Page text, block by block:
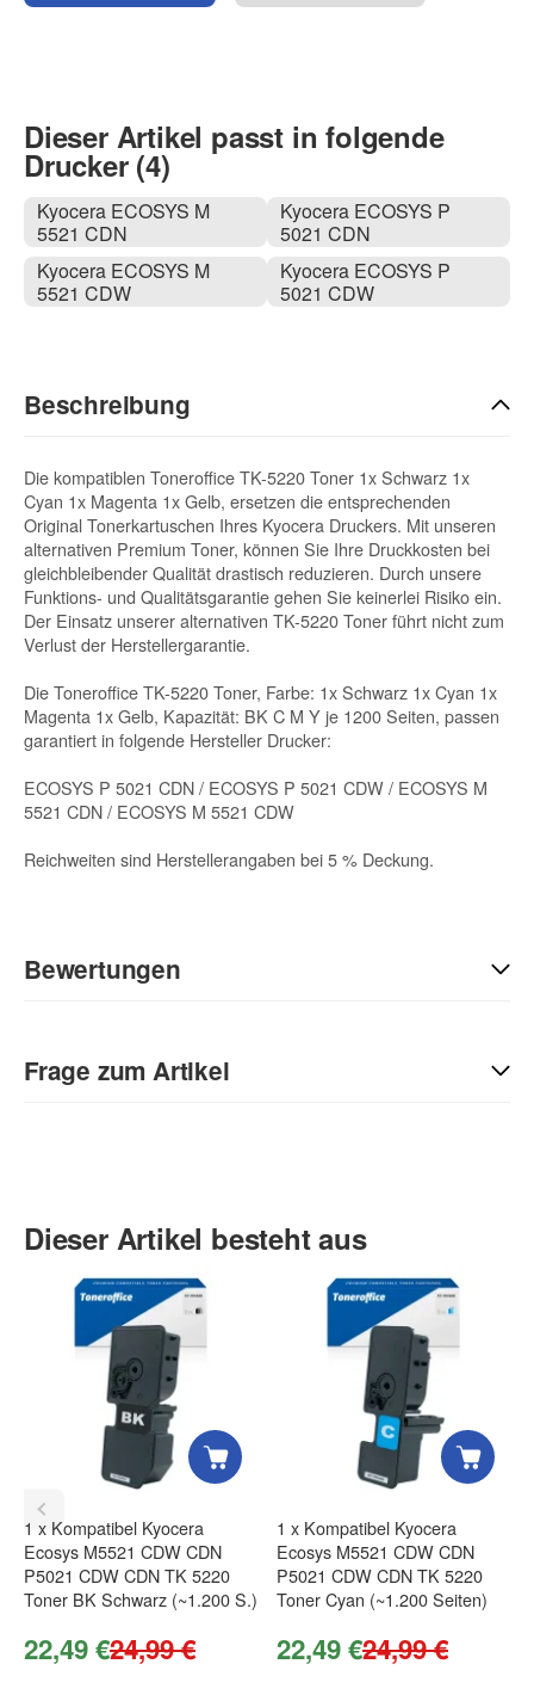
Dieser Artikel passt in folgende
Drucker (4)
Kyocera ECOSYS M
5521 CDN
Kyocera ECOSYS M
5521 CDW
Kyocera ECOSYS P
5021 CDN
Kyocera ECOSYS P
5021 CDW
Beschreibung
Die kompatiblen Toneroffice TK-5220 Toner 1x Schwarz 1x
Cyan 1x Magenta 1x Gelb, ersetzen die entsprechenden
Original Tonerkartuschen Ihres Kyocera Druckers. Mit unseren
alternativen Premium Toner, können Sie Ihre Druckkosten bei
gleichbleibender Qualität drastisch reduzieren. Durch unsere
Funktions- und Qualitätsgarantie gehen Sie keinerlei Risiko ein.
Der Einsatz unserer alternativen TK-5220 Toner führt nicht zum
Verlust der Herstellergarantie.
Die Toneroffice TK-5220 Toner, Farbe: 1x Schwarz 1x Cyan 1x
Magenta 1x Gelb, Kapazität: BK C M Y je 1200 Seiten, passen
garantiert in folgende Hersteller Drucker:
ECOSYS P 5021 CDN / ECOSYS P 5021 CDW / ECOSYS M
5521 CDN / ECOSYS M 5521 CDW
Reichweiten sind Herstellerangaben bei 5 % Deckung.
Bewertungen
Sie Anderen bei der Kaufentscheidung:
Frage zum Artikel
Vorname
Nachname
Firma
Dieser Artikel besteht aus
1 x Kompatibel Kyocera
Ecosys M5521 CDW CDN
P5021 CDW CDN TK 5220
Toner BK Schwarz (~1.200 S.)
22,49 €24,99 €
1 x Kompatibel Kyocera
Ecosys M5521 CDW CDN
P5021 CDW CDN TK 5220
Toner Cyan (~1.200 Seiten)
22,49 €24,99 €